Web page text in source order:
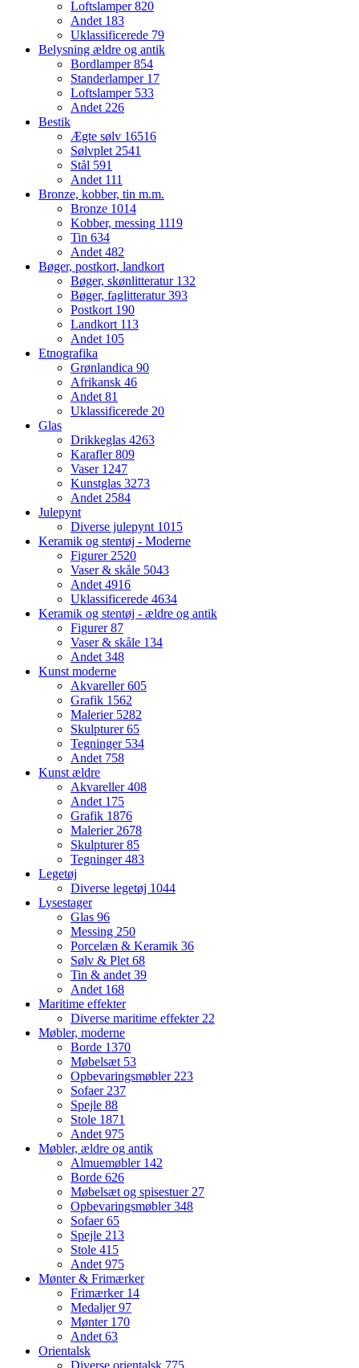
Loftslamper820
Andet 183
Uklassificerede 79
Belysning ældre og antik
Bordlamper854
Standerlamper 17
Loftslamper 533
Andet 226
Bestik
Ægte sølv 16516
Sølvplet 2541
Stål 591
Andet 111
Bronze, kobber, tin m.m.
Bronze 1014
Kobber, messing 1119
Tin 634
Andet 482
Bøger, postkort, landkort
Bøger, skønlitteratur 132
Bøger, faglitteratur393
Postkort 190
Landkort 113
Andet 105
Etnografika
Grønlandica 90
Afrikansk 46
Andet 81
Uklassificerede 20
Glas
Drikkeglas 4263
Karafler809
Vaser 1247
Kunstglas 3273
Andet 2584
Julepynt
Diverse julepynt 1015
Keramik og stentøj - Moderne
Figurer 2520
Vaser & skåle 5043
Andet 4916
Uklassificerede 4634
Keramik og stentøj - ældre og antik
Figurer87
Vaser & skåle 134
Andet 348
Kunst moderne
Akvareller605
Grafik 1562
Malerier 5282
Skulpturer65
Tegninger 534
Andet 758
Kunst ældre
Akvareller408
Andet 175
Grafik 1876
Malerier 2678
Skulpturer85
Tegninger483
Legetøj
Diverse legetøj 1044
Lysestager
Glas 96
Messing 250
Porcelæn & Keramik 36
Sølv & Plet 68
Tin & andet 39
Andet 168
Maritime effekter
Diverse maritime effekter 22
Møbler, moderne
Borde 1370
Møbelsæt 53
Opbevaringsmøbler 223
Sofaer 237
Spejle 88
Stole 1871
Andet 975
Møbler, ældre og antik
Almuemøbler 142
Borde 626
Møbelsæt og spisestuer 27
Opbevaringsmøbler348
Sofaer65
Spejle 213
Stole 415
Andet 975
Mønter & Frimærker
Frimærker 14
Medaljer97
Mønter 170
Andet 63
Orientalsk